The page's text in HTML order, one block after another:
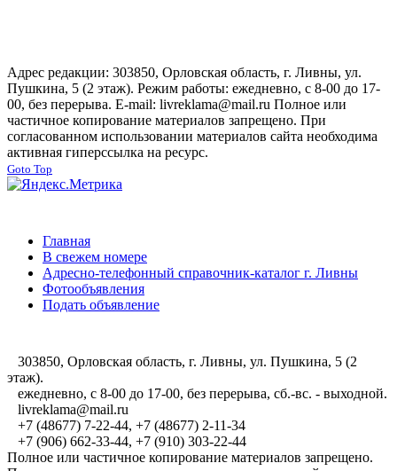
Адрес редакции: 303850, Орловская область, г. Ливны, ул.
Пушкина, 5 (2 этаж). Режим работы: ежедневно, с 8-00 до 17-
00, без перерыва. E-mail: livreklama@mail.ru Полное или
частичное копирование материалов запрещено. При
согласованном использовании материалов сайта необходима
активная гиперссылка на ресурс.
Goto Top
Главная
В свежем номере
Адресно-телефонный справочник-каталог г. Ливны
Фотообъявления
Подать объявление
303850, Орловская область, г. Ливны, ул. Пушкина, 5 (2
этаж).
ежедневно, с 8-00 до 17-00, без перерыва, сб.-вс. - выходной.
livreklama@mail.ru
+7 (48677) 7-22-44, +7 (48677) 2-11-34
+7 (906) 662-33-44, +7 (910) 303-22-44
Полное или частичное копирование материалов запрещено.